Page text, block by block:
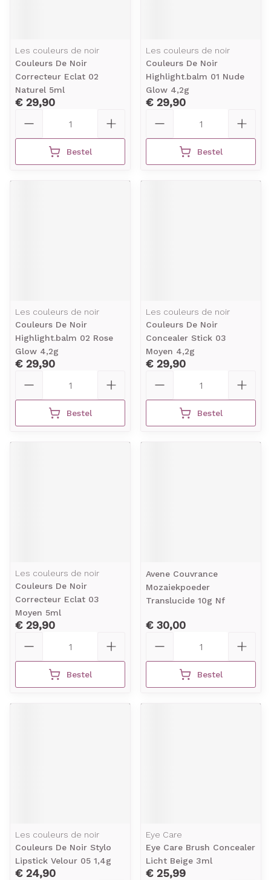
Les couleurs de noir
Couleurs De Noir
Correcteur Eclat 02
Naturel 5ml
€ 29,90
Bestel
Les couleurs de noir
Couleurs De Noir
Highlight.balm 01 Nude
Glow 4,2g
€ 29,90
Bestel
Les couleurs de noir
Couleurs De Noir
Highlight.balm 02 Rose
Glow 4,2g
€ 29,90
Bestel
Les couleurs de noir
Couleurs De Noir
Concealer Stick 03
Moyen 4,2g
€ 29,90
Bestel
Les couleurs de noir
Couleurs De Noir
Correcteur Eclat 03
Moyen 5ml
€ 29,90
Bestel
Avene Couvrance
Mozaiekpoeder
Translucide 10g Nf
€ 30,00
Bestel
Les couleurs de noir
Couleurs De Noir Stylo
Lipstick Velour 05 1,4g
€ 24,90
Eye Care
Eye Care Brush Concealer
Licht Beige 3ml
€ 25,99